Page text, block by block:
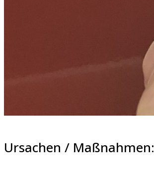
Ursachen / Maßnahmen: